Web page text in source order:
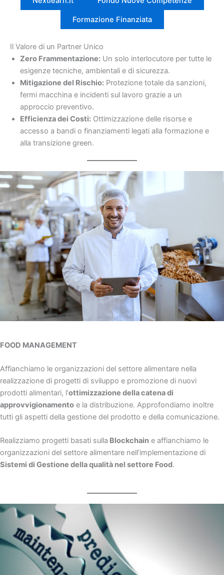
Formazione Finanziata
Il Valore di un Partner Unico
Zero Frammentazione: Un solo interlocutore per tutte le
esigenze tecniche, ambientali e di sicurezza.
Mitigazione del Rischio: Protezione totale da sanzioni,
fermi macchina e incidenti sul lavoro grazie a un
approccio preventivo.
Efficienza dei Costi: Ottimizzazione delle risorse e
accesso a bandi o finanziamenti legati alla formazione e
alla transizione green.
FOOD MANAGEMENT
Affianchiamo le organizzazioni del settore alimentare nella
realizzazione di progetti di sviluppo e promozione di nuovi
prodotti alimentari, l’ottimizzazione della catena di
approvvigionamento e la distribuzione. Approfondiamo inoltre
tutti gli aspetti della gestione del prodotto e della comunicazione.
Realizziamo progetti basati sulla Blockchain e affianchiamo le
organizzazioni del settore alimentare nell’implementazione di
Sistemi di Gestione della qualità nel settore Food.